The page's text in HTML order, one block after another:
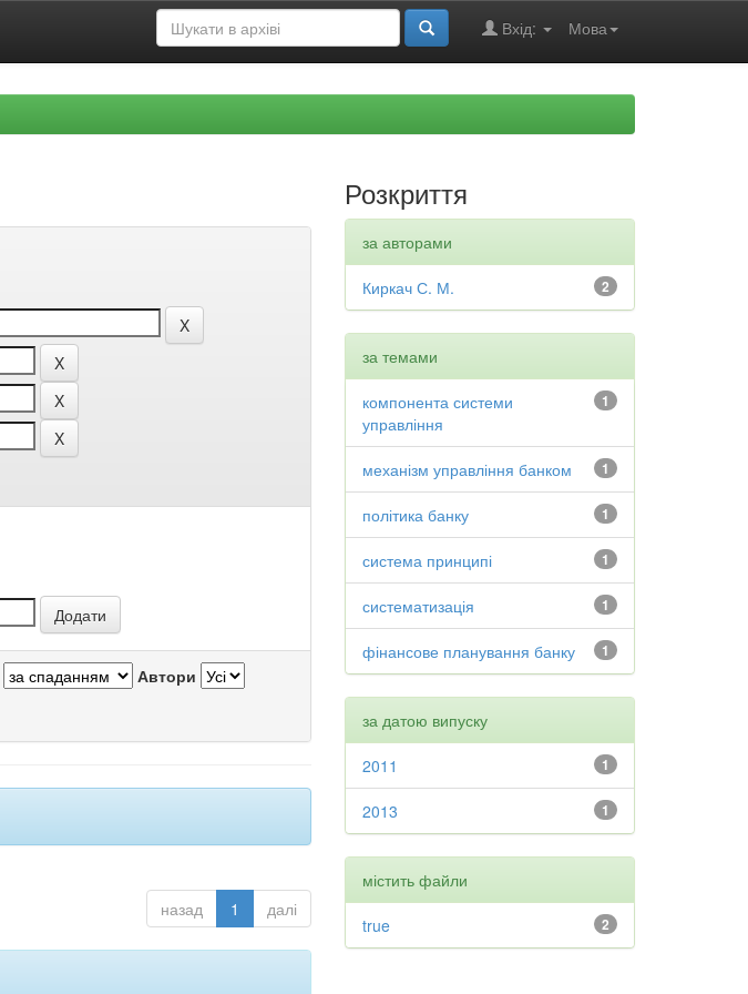
Мова
Вхід:
Автори
назад 1 далі
Розкриття
за авторами
2
Киркач С. М.
за темами
1
компонента системи
управління
1
механізм управління банком
1
політика банку
1
система принципі
1
систематизація
1
фінансове планування банку
за датою випуску
1
2011
1
2013
містить файли
2
true